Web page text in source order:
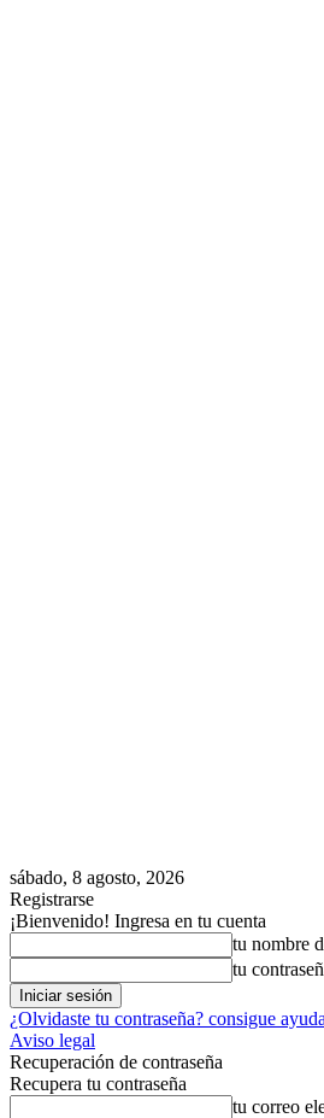
sábado, 8 agosto, 2026
Registrarse
¡Bienvenido! Ingresa en tu cuenta
tu nombre
tu
¿Olvidaste tu contraseña? consigue ayuda
Aviso legal
Recuperación de contraseña
Recupera tu contraseña
tu correo